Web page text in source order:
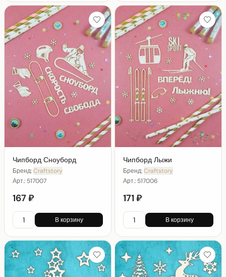
Чипборд Сноуборд
Бренд:Craftstory
Арт.: 517007
167 ₽
В корзину
Чипборд Лыжи
Бренд:Craftstory
Арт.: 517006
171 ₽
В корзину